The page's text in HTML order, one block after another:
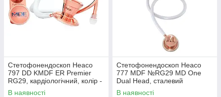
Стетофонендоскоп Heaco
797 DD KMDF ER Premier
RG29, кардіологічний, колір -
рожеве золото
В наявності
Стетофонендоскоп Heaco
777 MDF №RG29 MD One
Dual Head, сталевий
В наявності